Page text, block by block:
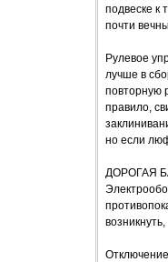
подвеске к
почти
Рулевое
лучше в
повторную
правило,
но если
ДОРОГАЯ